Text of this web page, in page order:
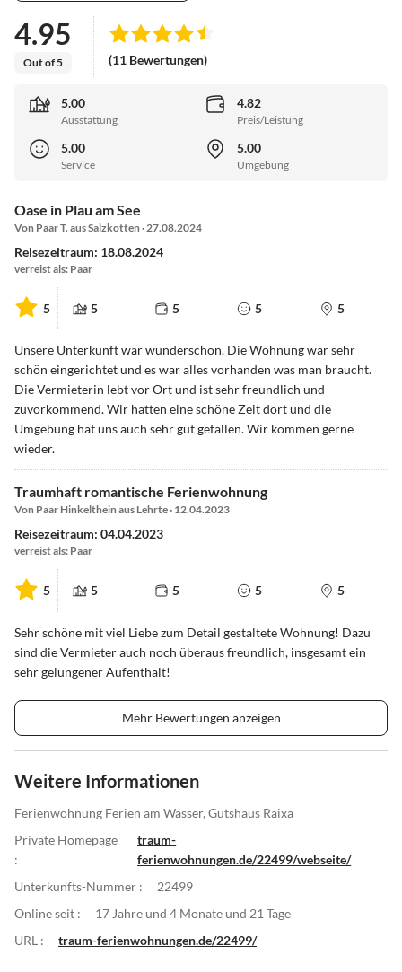
4.95
Out of 5 (11 Bewertungen)
5.00
Ausstattung
4.82
Preis/Leistung
5.00
Service
5.00
Umgebung
Oase in Plau am See
Von Paar T. aus Salzkotten · 27.08.2024
Reisezeitraum: 18.08.2024
verreist als: Paar
5 5 5 5 5
Unsere Unterkunft war wunderschön. Die Wohnung war sehr
schön eingerichtet und es war alles vorhanden was man braucht.
Die Vermieterin lebt vor Ort und ist sehr freundlich und
zuvorkommend. Wir hatten eine schöne Zeit dort und die
Umgebung hat uns auch sehr gut gefallen. Wir kommen gerne
wieder.
Traumhaft romantische Ferienwohnung
Von Paar Hinkelthein aus Lehrte · 12.04.2023
Reisezeitraum: 04.04.2023
verreist als: Paar
5 5 5 5 5
Sehr schöne mit viel Liebe zum Detail gestaltete Wohnung! Dazu
sind die Vermieter auch noch überaus freundlich, insgesamt ein
sehr gelungener Aufenthalt!
Mehr Bewertungen anzeigen
Weitere Informationen
Ferienwohnung Ferien am Wasser, Gutshaus Raixa
Private Homepage
:
traum-
ferienwohnungen.de/22499/webseite/
Unterkunfts-Nummer :
22499
Online seit :
17 Jahre und 4 Monate und 21 Tage
URL :
traum-ferienwohnungen.de/22499/